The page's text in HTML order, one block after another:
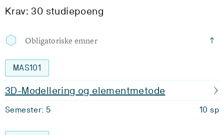
Krav: 30 studiepoeng
Obligatoriske emner
MAS101
3D-Modellering og elementmetode
Semester: 5 10 sp